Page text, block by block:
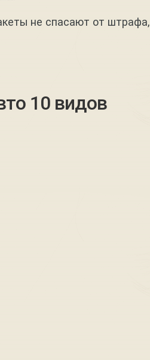
не спасают от штрафа,
10 видов